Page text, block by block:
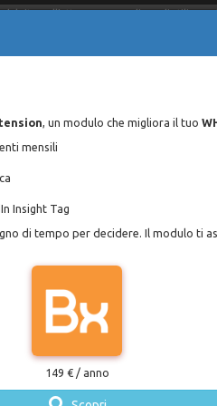
del sito. Nell'attesa raccomandiamo di utilizzare
WHMCS
SdI AdE
XML SdI AdE
Scritto da Davide Mantenuto
/
Italia è scattato l'obbligo
in formato elettronico. Il
, un modulo che migliora il tuo
mensili
Insight Tag
di tempo per decidere. Il modulo ti
149 € / anno